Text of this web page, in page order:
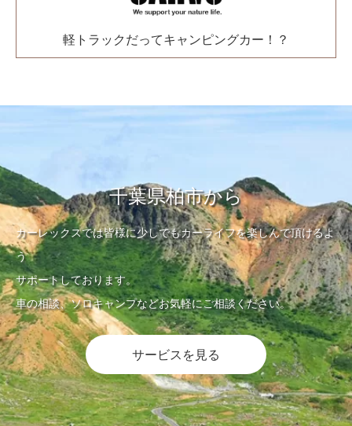
軽トラックだってキャンピングカー！？
千葉県柏市から
カーレックスでは皆様に少しでもカーライフを楽しんで頂けるよ
う
サポートしております。
車の相談、ソロキャンプなどお気軽にご相談ください。
サービスを見る